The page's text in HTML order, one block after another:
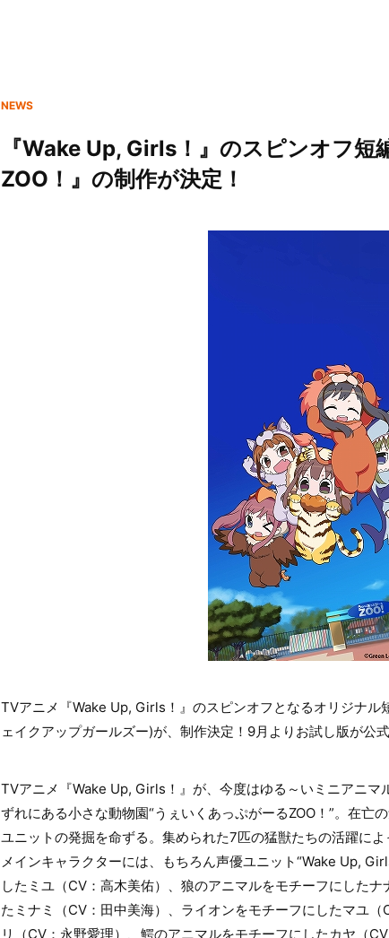
NEWS
『Wake Up, Girls！』のスピンオフ
ZOO！』の制作が決定！
TVアニメ『Wake Up, Girls！』のスピンオフとなるオリジナル
ェイクアップガールズー)が、制作決定！9月よりお試し版が公
TVアニメ『Wake Up, Girls！』が、今度はゆる～いミニアニ
ずれにある小さな動物園“うぇいくあっぷがーるZOO！”。在亡
ユニットの発掘を命ずる。集められた7匹の猛獣たちの活躍に
メインキャラクターには、もちろん声優ユニット“Wake Up,
したミユ（CV：高木美佑）、狼のアニマルをモチーフにした
たミナミ（CV：田中美海）、ライオンをモチーフにしたマユ
リ（CV：永野愛理）、鰐のアニマルをモチーフにしたカヤ（